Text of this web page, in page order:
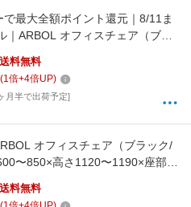
で最大全額ポイント還元｜8/11ま
｜ARBOL オフィスチェア（ブラ
行600〜850×高さ1120〜1190×
肘高630mm）【キャンセル・
送料無料
(1倍+4倍UP)
月半で出荷予定]
オフィスチェア（ブラック/
〜850×高さ1120〜1190×座部高
高630mm）【キャンセル・返品不
送料無料